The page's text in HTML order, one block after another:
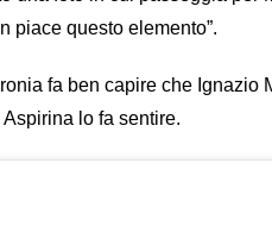
piace questo elemento”.
fa ben capire che
lo fa sentire.